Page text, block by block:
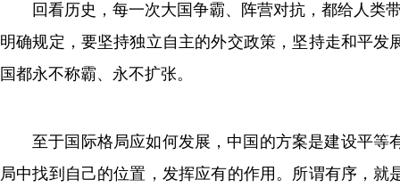
回看历史，每一次大国争霸、阵营对抗，都给人类
明确规定，要坚持独立自主的外交政策，坚持走和平
国都永不称霸、永不扩张。
至于国际格局应如何发展，中国的方案是建设平
局中找到自己的位置，发挥应有的作用。所谓有序，